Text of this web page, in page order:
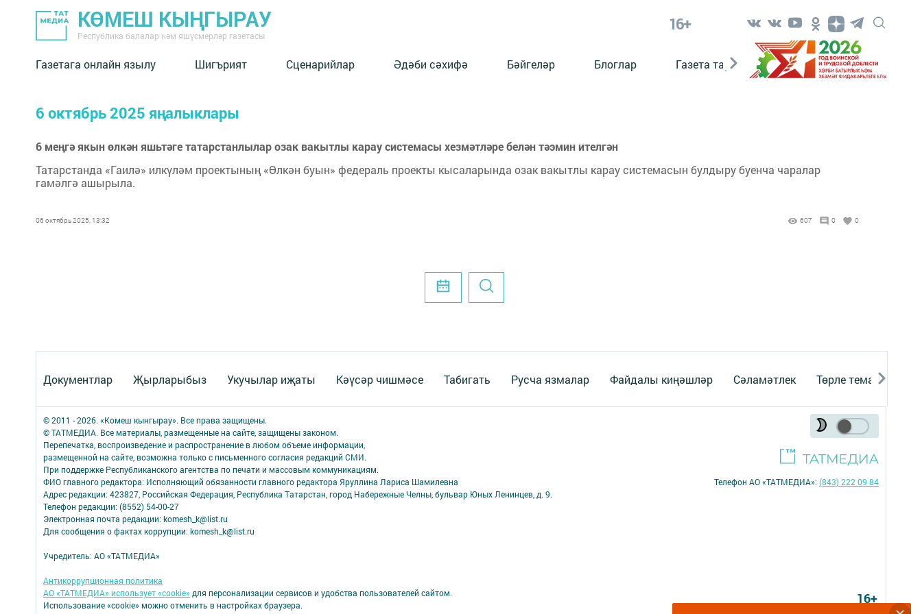
КӨМЕШ КЫҢГЫРАУ
Республика балалар һәм яшүсмерләр газетасы
16+
Газетага онлайн язылу Шигърият Сценарийлар Әдәби сәхифә Бәйгеләр Блоглар Газета тарихы Әкият Әкият
6 октябрь 2025 яңалыклары
6 меңгә якын өлкән яшьтәге татарстанлылар озак вакытлы карау системасы хезмәтләре белән тәэмин ителгән
Татарстанда «Гаилә» илкүләм проектының «Өлкән буын» федераль проекты кысаларында озак вакытлы карау системасын булдыру буенча чаралар
гамәлгә ашырыла.
06 октябрь 2025, 13:32 607 0 0
Документлар Җырларыбыз Укучылар иҗаты Кәүсәр чишмәсе Табигать Русча язмалар Файдалы киңәшләр Сәламәтлек Төрле темалар
© 2011 - 2026. «Комеш кынгырау». Все права защищены.
© ТАТМЕДИА. Все материалы, размещенные на сайте, защищены законом.
Перепечатка, воспроизведение и распространение в любом объеме информации,
размещенной на сайте, возможна только с письменного согласия редакций СМИ.
При поддержке Республиканского агентства по печати и массовым коммуникациям.
ФИО главного редактора: Исполняющий обязанности главного редактора Яруллина Лариса Шамилевна
Адрес редакции: 423827, Российская Федерация, Республика Татарстан, город Набережные Челны, бульвар Юных Ленинцев, д. 9.
Телефон редакции: (8552) 54-00-27
Электронная почта редакции: komesh_k@list.ru
Для сообщения о фактах коррупции: komesh_k@list.ru
Учредитель: АО «ТАТМЕДИА»
Антикоррупционная политика
АО «ТАТМЕДИА» использует «cookie» для персонализации сервисов и удобства пользователей сайтом.
Использование «cookie» можно отменить в настройках браузера.
Телефон АО «ТАТМЕДИА»:(843) 222 09 84
16+